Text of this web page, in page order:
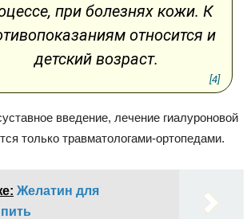
при болезнях кожи. К
относится и
детский возраст.
[4]
введение, лечение гиалуроновой
только травматологами-ортопедами.
Желатин для